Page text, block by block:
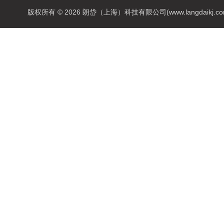
版权所有 © 2026 朗岱（上海）科技有限公司